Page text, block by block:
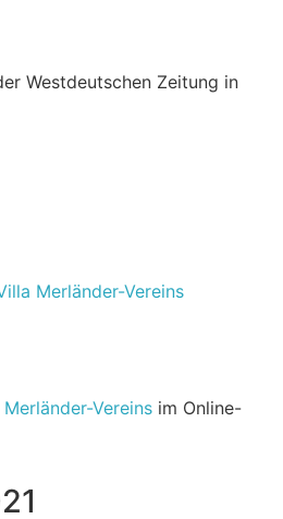
Westdeutschen Zeitung in
Merländer-Vereins
Vereins im Online-